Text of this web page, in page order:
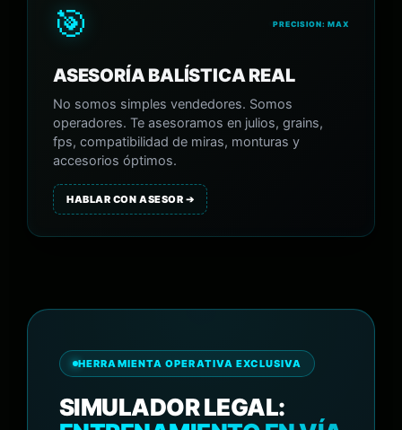
🎯 PRECISION: MAX
ASESORÍA BALÍSTICA REAL
No somos simples vendedores. Somos
operadores. Te asesoramos en julios, grains,
fps, compatibilidad de miras, monturas y
accesorios óptimos.
HABLAR CON ASESOR ➔
HERRAMIENTA OPERATIVA EXCLUSIVA
SIMULADOR LEGAL: